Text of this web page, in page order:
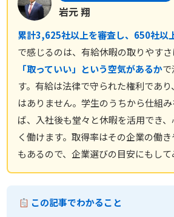
岩元 翔
累計3,625社以上を審査し、650社以
で感じるのは、有給休暇の取りやす
「取っていい」という空気があるか
す。有給は法律で守られた権利であ
はありません。学生のうちから仕組
ば、入社後も堂々と休暇を活用でき
く働けます。取得率はその企業の働
もあるので、企業選びの目安にもして
この記事でわかること